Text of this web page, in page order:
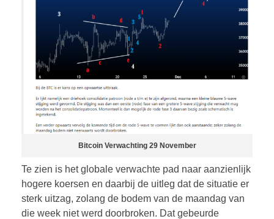
Bitcoin Verwachting 29 November
Te zien is het globale verwachte pad naar aanzienlijk
hogere koersen en daarbij de uitleg dat de situatie er
sterk uitzag, zolang de bodem van de maandag van
die week niet werd doorbroken. Dat gebeurde